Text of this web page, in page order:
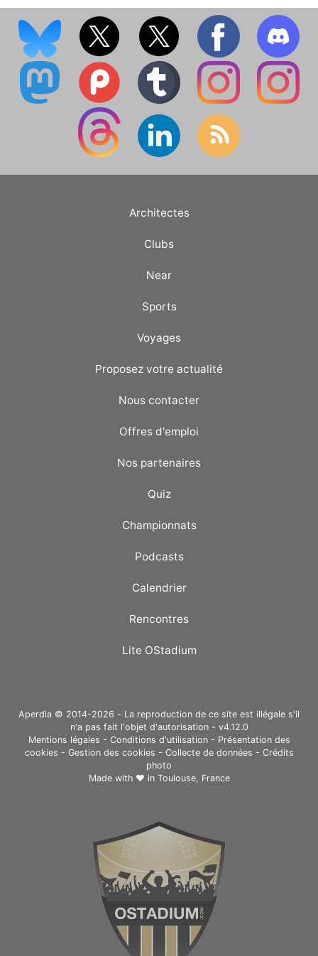
Architectes
Clubs
Near
Sports
Voyages
Proposez votre actualité
Nous contacter
Offres d'emploi
Nos partenaires
Quiz
Championnats
Podcasts
Calendrier
Rencontres
Lite OStadium
Aperdia © 2014-2026 - La reproduction de ce site est illégale s'il
n'a pas fait l'objet d'autorisation - v4.12.0
Mentions légales - Conditions d'utilisation- Présentation des
cookies - Gestion des cookies - Collecte de données - Crédits
photo
Made with ❤ in Toulouse, France